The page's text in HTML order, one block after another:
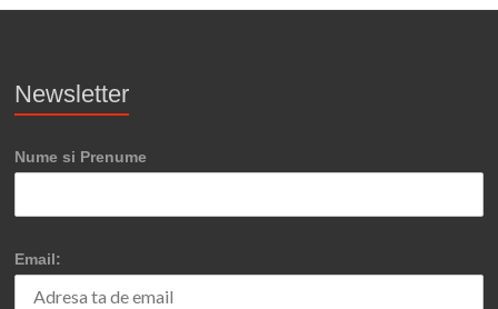
Newsletter
Nume si Prenume
Email: